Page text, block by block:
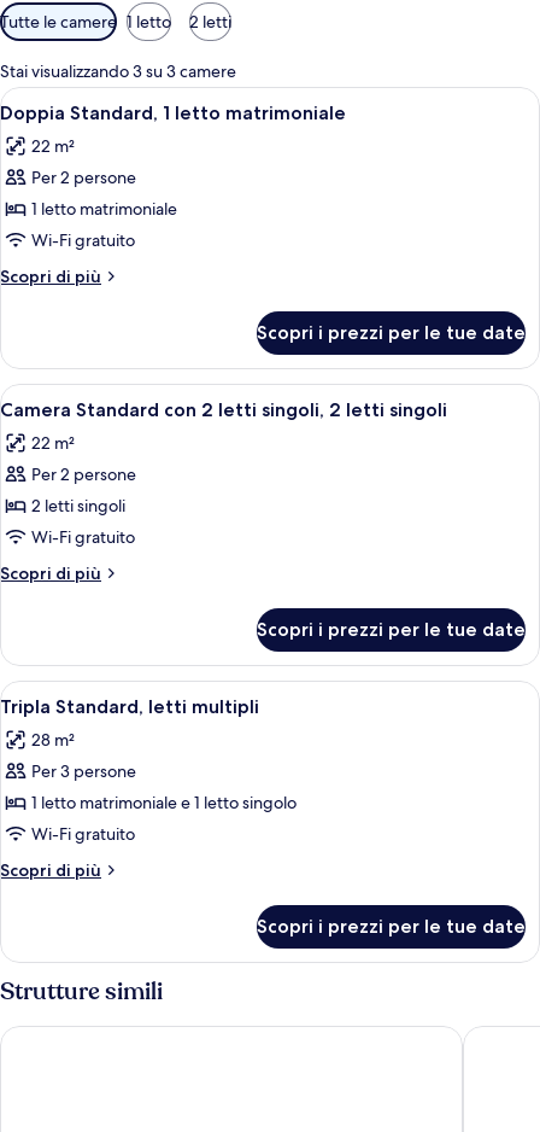
Filtri
disponibili
per
le
camere
Tutte le camere 1 letto 2 letti
Stai visualizzando 3 su 3 camere
Apri
tutte
le
foto
per
Doppia
Standard,
1
matrimoniale
Una scrivania, ferro/asse da stiro,
6
Doppia Standard, 1 letto matrimoniale
22 m²
Per 2 persone
1 letto matrimoniale
Wi-Fi gratuito
Scopri di più
Altri
Standard,
letto
Scopri i prezzi per le tue date
Apri
tutte
le
foto
per
Camera
Standard
con
letti
singoli,
2
letti
singoli
Una scrivania, ferro/asse da stiro,
8
Camera Standard con 2 letti singoli, 2 letti singoli
22 m²
Per 2 persone
2 letti singoli
Wi-Fi gratuito
Scopri di più
Altri
Standard
con
2
letti
singoli,
2
singoli
Scopri i prezzi per le tue date
Apri
tutte
le
foto
per
Tripla
Standard,
letti
Una scrivania, ferro/asse da stiro,
9
Tripla Standard, letti multipli
28 m²
Per 3 persone
1 letto matrimoniale e 1 letto singolo
Wi-Fi gratuito
Scopri di più
Altri
Standard,
letti
multipli
Scopri i prezzi per le tue date
Strutture simili
The Parkgate Hotel